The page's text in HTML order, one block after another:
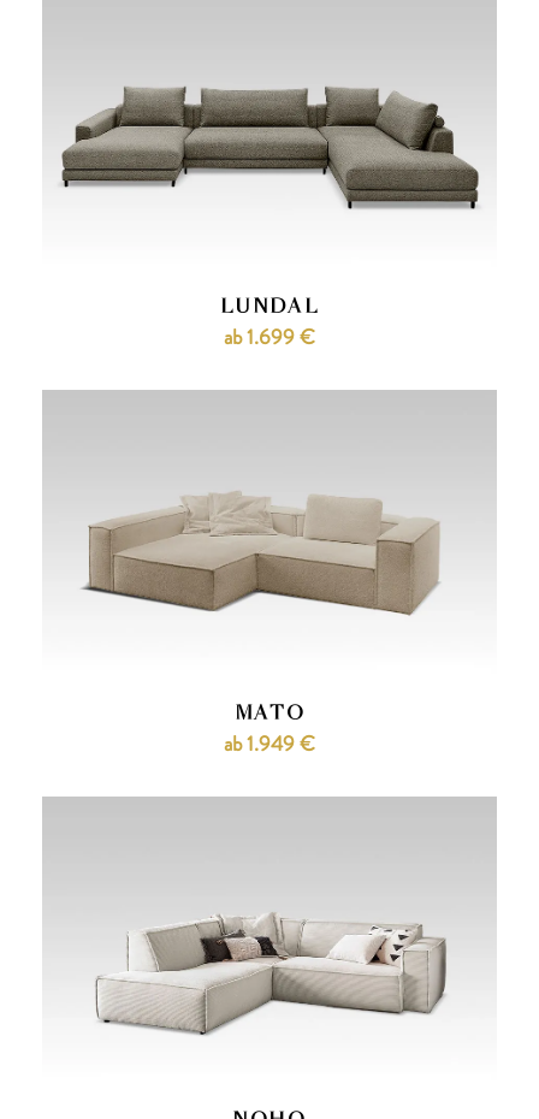
LUNDAL
ab 1.699 €
MATO
ab 1.949 €